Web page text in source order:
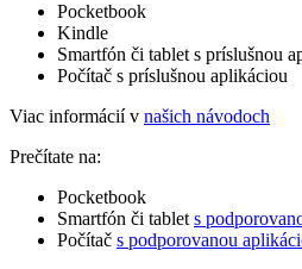
Pocketbook
Kindle
Smartfón či tablet s príslušnou
Počítač s príslušnou aplikáciou
Viac informácií v našich návodoch
Prečítate na:
Pocketbook
Smartfón či tablet s
Počítač s podporovanou